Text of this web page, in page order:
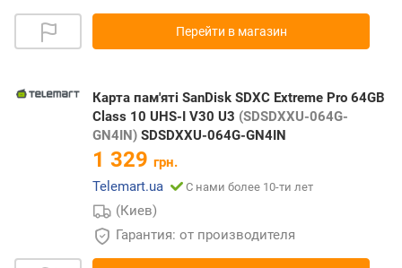
Перейти в магазин
Карта пам'яті SanDisk SDXC Extreme Pro 64GB
Class 10 UHS-I V30 U3 (SDSDXXU-064G-
GN4IN) SDSDXXU-064G-GN4IN
1 329 грн.
Telemart.ua
С нами более 10-ти лет
(Киев)
Гарантия: от производителя